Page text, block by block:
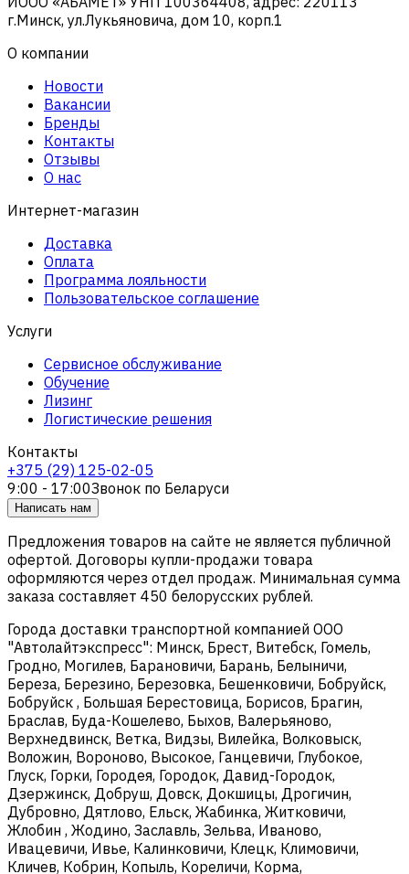
г.Минск, ул.Лукьяновича, дом 10, корп.1
О компании
Новости
Вакансии
Бренды
Контакты
Отзывы
О нас
Интернет-магазин
Доставка
Оплата
Программа лояльности
Пользовательское соглашение
Услуги
Сервисное обслуживание
Обучение
Лизинг
Логистические решения
Контакты
+375 (29) 125-02-05
9:00 - 17:00Звонок по Беларуси
Написать нам
Предложения товаров на сайте не является публичной
офертой. Договоры купли-продажи товара
оформляются через отдел продаж. Минимальная сумма
заказа составляет 450 белорусских рублей.
Города доставки транспортной компанией ООО
"Автолайтэкспресс": Минск, Брест, Витебск, Гомель,
Гродно, Могилев, Барановичи, Барань, Белыничи,
Береза, Березино, Березовка, Бешенковичи, Бобруйск,
Бобруйск , Большая Берестовица, Борисов, Брагин,
Браслав, Буда-Кошелево, Быхов, Валерьяново,
Верхнедвинск, Ветка, Видзы, Вилейка, Волковыск,
Воложин, Вороново, Высокое, Ганцевичи, Глубокое,
Глуск, Горки, Городея, Городок, Давид-Городок,
Дзержинск, Добруш, Довск, Докшицы, Дрогичин,
Дубровно, Дятлово, Ельск, Жабинка, Житковичи,
Жлобин , Жодино, Заславль, Зельва, Иваново,
Ивацевичи, Ивье, Калинковичи, Клецк, Климовичи,
Кличев, Кобрин, Копыль, Кореличи, Корма,